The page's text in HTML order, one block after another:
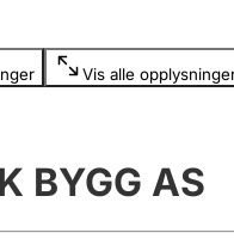
Vis alle
BYGG AS